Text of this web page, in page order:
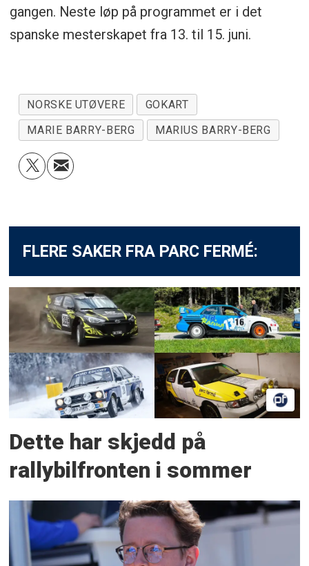
gangen. Neste løp på programmet er i det
spanske mesterskapet fra 13. til 15. juni.
NORSKE UTØVERE
GOKART
MARIE BARRY-BERG
MARIUS BARRY-BERG
FLERE SAKER FRA PARC FERMÉ:
Dette har skjedd på
rallybilfronten i sommer